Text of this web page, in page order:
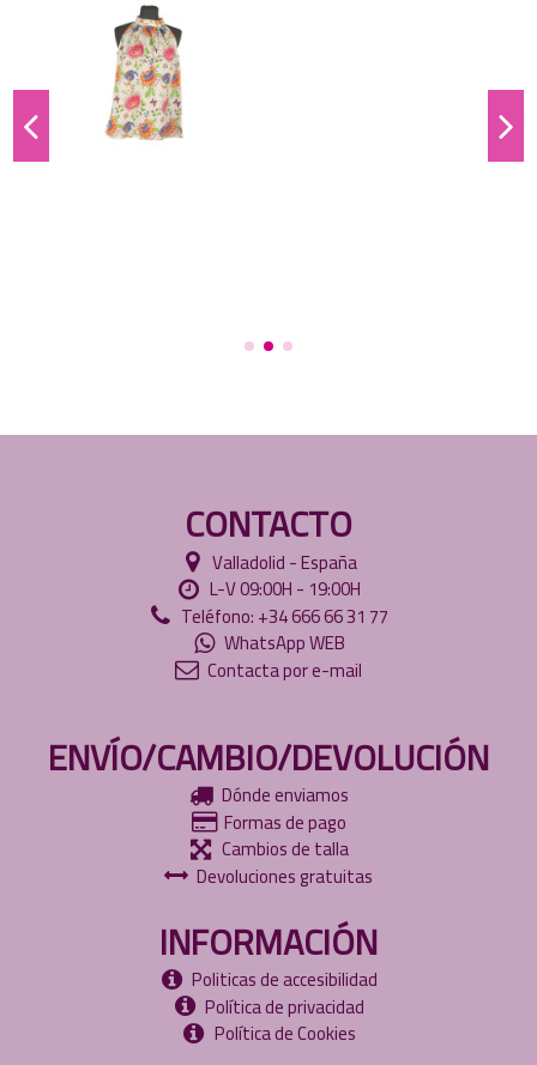
CONTACTO
Valladolid - España
L-V 09:00H - 19:00H
Teléfono: +34 666 66 31 77
WhatsApp WEB
Contacta por e-mail
ENVÍO/CAMBIO/DEVOLUCIÓN
Dónde enviamos
Formas de pago
Cambios de talla
Devoluciones gratuitas
INFORMACIÓN
Politicas de accesibilidad
Política de privacidad
Política de Cookies